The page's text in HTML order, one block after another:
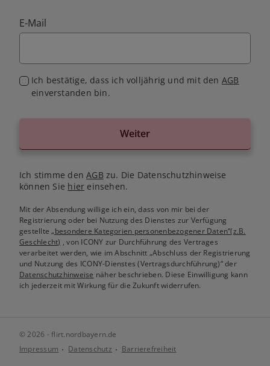
E-Mail
Ich bestätige, dass ich volljährig und mit den AGB
einverstanden bin.
Weiter
Ich stimme denAGB zu. Die Datenschutzhinweise
können Sie hier einsehen.
Mit der Absendung willige ich ein, dass von mir bei der
Registrierung oder bei Nutzung des Dienstes zur Verfügung
gestellte„besondere Kategorien personenbezogener Daten“(z.B.
Geschlecht) , von ICONY zur Durchführung des Vertrages
verarbeitet werden, wie im Abschnitt „Abschluss der Registrierung
und Nutzung des ICONY-Dienstes (Vertragsdurchführung)“ der
Datenschutzhinweise näher beschrieben. Diese Einwilligung kann
ich jederzeit mit Wirkung für die Zukunft widerrufen.
© 2026 - flirt.nordbayern.de
Impressum
Datenschutz Barrierefreiheit